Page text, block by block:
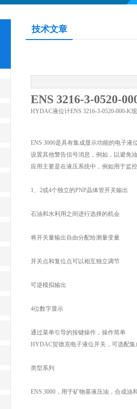
技术文章
ENS 3216-3-0520-
HYDAC液位计ENS 3216-3-0520-000-K
ENS 3000是具有集成显示功能的电子
设置其他警告信号消息，例如，以避免
应用主要是在液压系统中，例如用于监
1、2或4个独立的PNP晶体管开关输出
石油和水利用之间进行选择的机会
将开关量输出自由分配给测量变量
开关点和复位点可以相互独立调节
可逆模拟输出
4位数字显示
通过菜单引导的按键操作，操作简单
HYDAC贺德克电子液位开关，可选配
类型系列
ENS 3000，用于矿物基液压油，合成油